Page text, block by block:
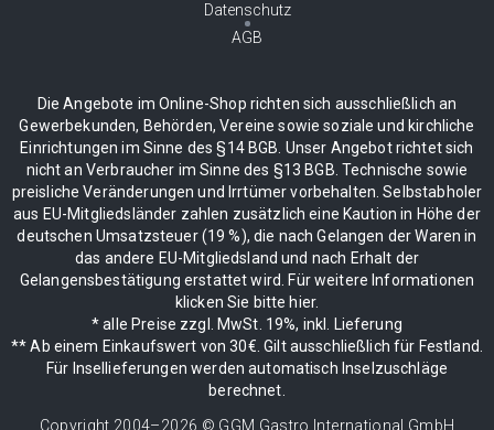
Datenschutz
AGB
Die Angebote im Online-Shop richten sich ausschließlich an
Gewerbekunden, Behörden, Vereine sowie soziale und kirchliche
Einrichtungen im Sinne des §14 BGB. Unser Angebot richtet sich
nicht an Verbraucher im Sinne des §13 BGB. Technische sowie
preisliche Veränderungen und Irrtümer vorbehalten. Selbstabholer
aus EU-Mitgliedsländer zahlen zusätzlich eine Kaution in Höhe der
deutschen Umsatzsteuer (19 %), die nach Gelangen der Waren in
das andere EU-Mitgliedsland und nach Erhalt der
Gelangensbestätigung erstattet wird. Für weitere Informationen
klicken Sie bitte hier.
* alle Preise zzgl. MwSt. 19%, inkl. Lieferung
** Ab einem Einkaufswert von 30€. Gilt ausschließlich für Festland.
Für Insellieferungen werden automatisch Inselzuschläge
berechnet.
Copyright 2004–2026 © GGM Gastro International GmbH